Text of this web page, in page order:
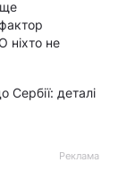
ніхто не
Сербії: деталі
Реклама